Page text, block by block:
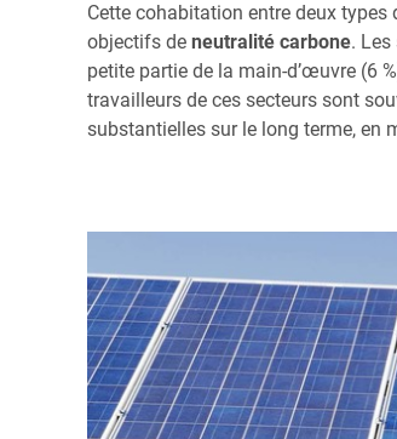
Cette cohabitation entre deux types
objectifs de neutralité carbone. Les
petite partie de la main-d’œuvre (6
travailleurs de ces secteurs sont
substantielles sur le long terme, en